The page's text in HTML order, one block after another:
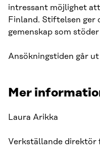
intressant möjlighet
Finland. Stiftelsen ger
gemenskap som
Ansökningstiden går ut
Mer
Laura Arikka
Verkställande direktör